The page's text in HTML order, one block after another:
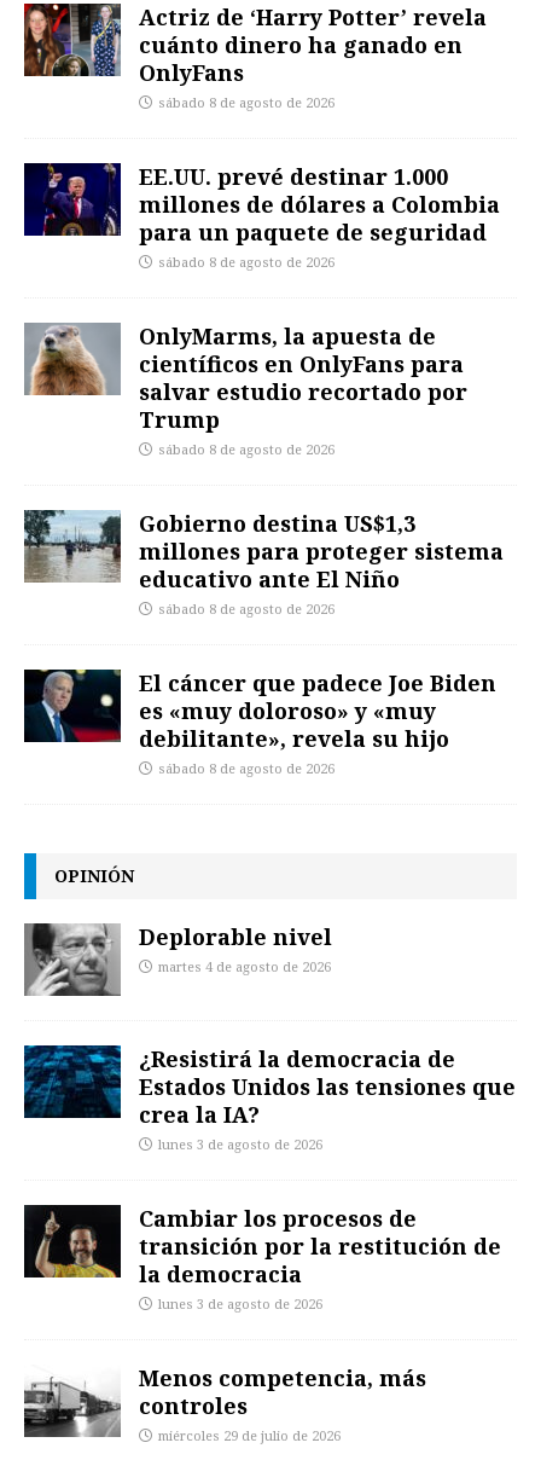
Actriz de ‘Harry Potter’ revela
cuánto dinero ha ganado en
OnlyFans
sábado 8 de agosto de 2026
EE.UU. prevé destinar 1.000
millones de dólares a Colombia
para un paquete de seguridad
sábado 8 de agosto de 2026
OnlyMarms, la apuesta de
científicos en OnlyFans para
salvar estudio recortado por
Trump
sábado 8 de agosto de 2026
Gobierno destina US$1,3
millones para proteger sistema
educativo ante El Niño
sábado 8 de agosto de 2026
El cáncer que padece Joe Biden
es «muy doloroso» y «muy
debilitante», revela su hijo
sábado 8 de agosto de 2026
OPINIÓN
Deplorable nivel
martes 4 de agosto de 2026
¿Resistirá la democracia de
Estados Unidos las tensiones que
crea la IA?
lunes 3 de agosto de 2026
Cambiar los procesos de
transición por la restitución de
la democracia
lunes 3 de agosto de 2026
Menos competencia, más
controles
miércoles 29 de julio de 2026